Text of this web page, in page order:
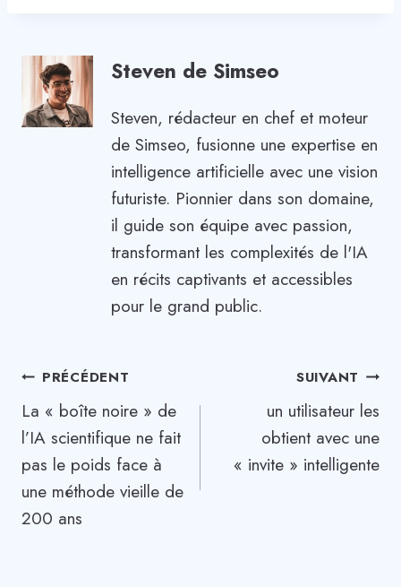
Steven de Simseo
Steven, rédacteur en chef et moteur
de Simseo, fusionne une expertise en
intelligence artificielle avec une vision
futuriste. Pionnier dans son domaine,
il guide son équipe avec passion,
transformant les complexités de l'IA
en récits captivants et accessibles
pour le grand public.
Navigation
de
l’article
PRÉCÉDENT
La « boîte noire » de
l’IA scientifique ne fait
pas le poids face à
une méthode vieille de
200 ans
SUIVANT
un utilisateur les
obtient avec une
« invite » intelligente